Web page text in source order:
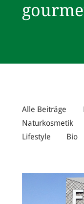
Alle Beiträge
Naturkosmetik
Lifestyle
Bio